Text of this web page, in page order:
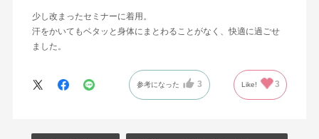
少し改まったセミナーに着用。
汗をかいてもベタッと身体にまとわることがなく、快適に過ごせ
ました。
参考になった 3 Like! 3